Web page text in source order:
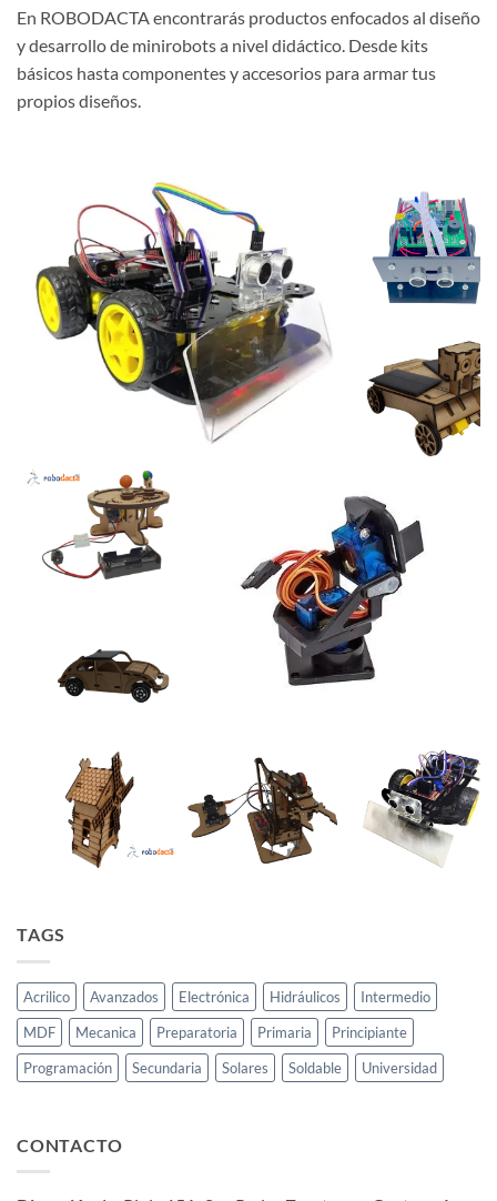
En ROBODACTA encontrarás productos enfocados al diseño
y desarrollo de minirobots a nivel didáctico. Desde kits
básicos hasta componentes y accesorios para armar tus
propios diseños.
TAGS
Acrilico Avanzados Electrónica Hidráulicos
Intermedio
MDF
Mecanica Preparatoria Primaria
Principiante
Programación
Secundaria Solares Soldable Universidad
CONTACTO